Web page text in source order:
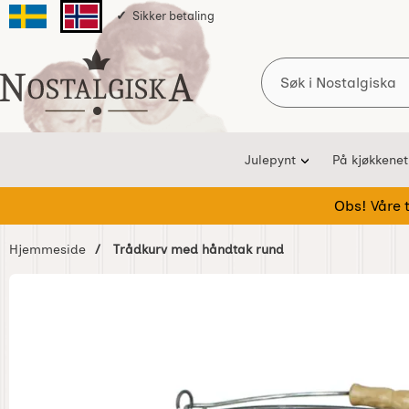
Svenska sidanNorska sidan
Sikker betaling
Startsiden for Nostalgiska
Søk
Julepynt På kjøkkenet
Obs! Våre
Hjemmeside Trådkurv med håndtak rund